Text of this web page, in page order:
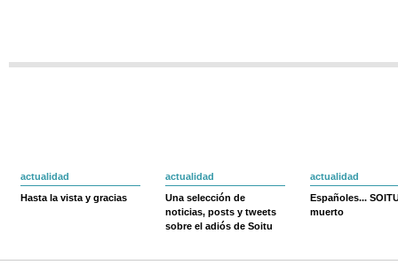
actualidad
Hasta la vista y gracias
actualidad
Una selección de
noticias, posts y tweets
sobre el adiós de Soitu
actualidad
Españoles...
muerto